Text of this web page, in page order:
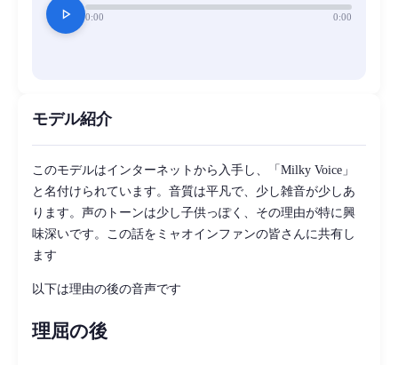
play_arrow 0:00 0:00
モデル紹介
このモデルはインターネットから入手し、「Milky Voice」
と名付けられています。音質は平凡で、少し雑音が少しあ
ります。声のトーンは少し子供っぽく、その理由が特に興
味深いです。この話をミャオインファンの皆さんに共有し
ます
以下は理由の後の音声です
理屈の後